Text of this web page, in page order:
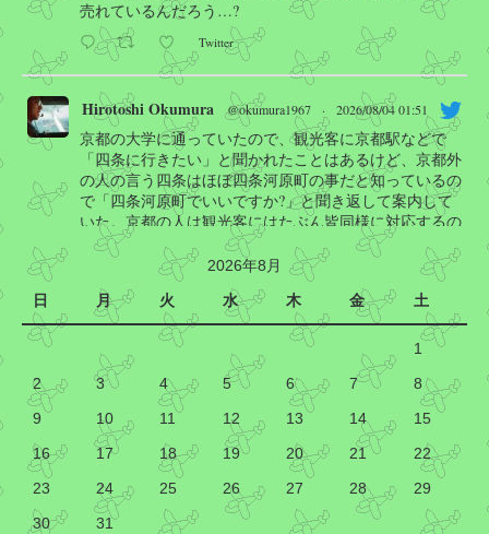
売れているんだろう…?
Twitter
Hirotoshi Okumura @okumura1967 · 2026/08/04 01:51
京都の大学に通っていたので、観光客に京都駅などで
「四条に行きたい」と聞かれたことはあるけど、京都外
の人の言う四条はほぼ四条河原町の事だと知っているの
で「四条河原町でいいですか?」と聞き返して案内して
いた。京都の人は観光客にはたぶん皆同様に対応するの
で顔が曇ることは無いと思うけど…
Manabu INOUE
@kasobus
京都で「四条に行きたいんですけど」と質問されて
も市民の顔が曇る理由がこれ
四条通は長く、四条駅に祇園四条駅もあるのです
バス停に至っては図の通り
ですので「四条のバス停に…」などど京都駅で質問
されても「どの四条ですか」としか答えようがない
のです
2026年8月
日
月 火 水 木 金 土
1
2
3 4 5 6 7
8
9
10 11 12 13 14
15
16
17 18 19 20 21
22
23
24 25 26 27 28
29
30
31